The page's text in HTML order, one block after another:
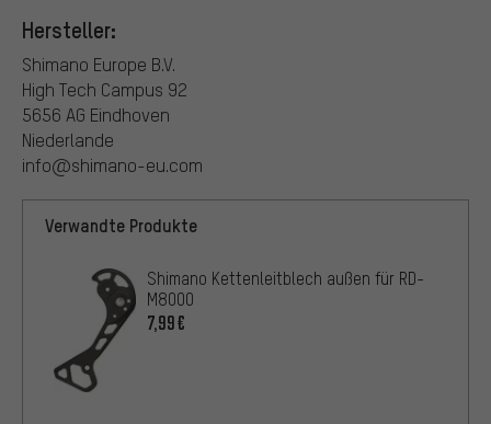
Hersteller:
Shimano Europe B.V.
High Tech Campus 92
5656 AG Eindhoven
Niederlande
info@shimano-eu.com
Verwandte Produkte
Shimano Kettenleitblech außen für RD-
M8000
7,99€